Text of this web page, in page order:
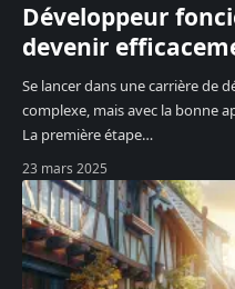
Développeur
devenir
Se lancer dans une carrière de
complexe, mais avec la bonne
La première étape…
23 mars 2025